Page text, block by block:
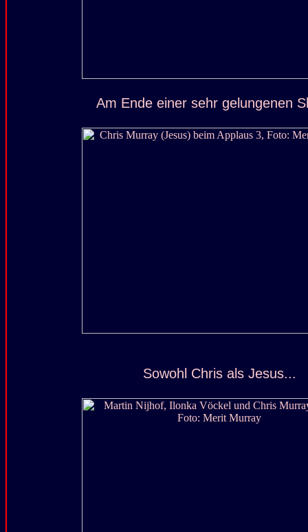
Am Ende einer sehr gelungenen
Sowohl Chris als Jesus...